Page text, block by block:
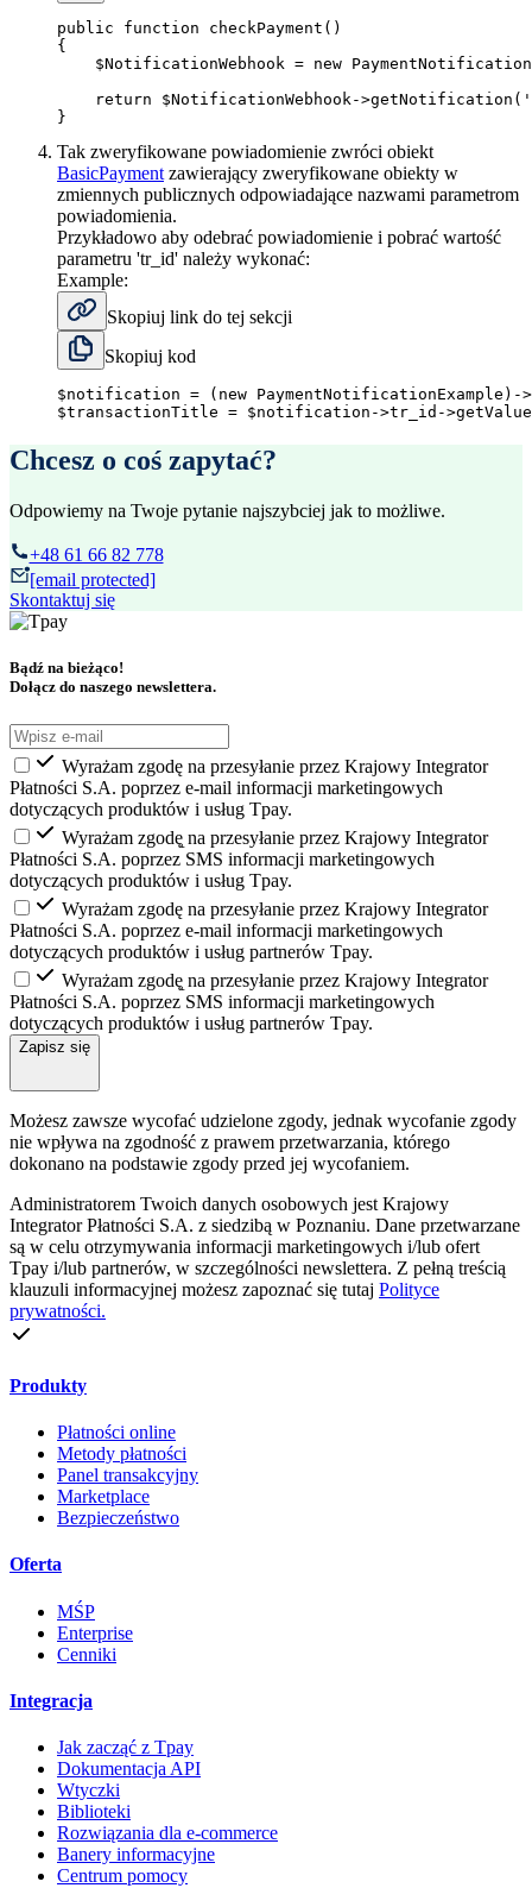
public function checkPayment ( )
{
$NotificationWebhook = new PaymentNotification
return
$NotificationWebhook->getNotification (
}
Tak zweryfikowane powiadomienie zwróci obiekt
BasicPaymentzawierający zweryfikowane obiekty w
zmiennych publicznych odpowiadające nazwami parametrom
powiadomienia.
Przykładowo aby odebrać powiadomienie i pobrać wartość
parametru 'tr_id' należy wykonać:
Example:
Skopiuj link do tej sekcji
Skopiuj kod
$notification = ( new PaymentNotificationExample ) ->
$transactionTitle = $notification ->tr_id ->getValue
Chcesz o coś zapytać?
Odpowiemy na Twoje pytanie najszybciej jak to możliwe.
+48 61 66 82 778
[email protected]
Skontaktuj się
Bądź na bieżąco!
Dołącz do naszego newslettera.
Wyrażam zgodę na przesyłanie przez Krajowy Integrator
Płatności S.A. poprzez e-mail informacji marketingowych
dotyczących produktów i usług Tpay.
Wyrażam zgodę̨ na przesyłanie przez Krajowy Integrator
Płatności S.A. poprzez SMS informacji marketingowych
dotyczących produktów i usług Tpay.
Wyrażam zgodę na przesyłanie przez Krajowy Integrator
Płatności S.A. poprzez e-mail informacji marketingowych
dotyczących produktów i usług partnerów Tpay.
Wyrażam zgodę̨ na przesyłanie przez Krajowy Integrator
Płatności S.A. poprzez SMS informacji marketingowych
dotyczących produktów i usług partnerów Tpay.
Zapisz się
Możesz zawsze wycofać udzielone zgody, jednak wycofanie zgody
nie wpływa na zgodność z prawem przetwarzania, którego
dokonano na podstawie zgody przed jej wycofaniem.
Administratorem Twoich danych osobowych jest Krajowy
Integrator Płatności S.A. z siedzibą w Poznaniu. Dane przetwarzane
są w celu otrzymywania informacji marketingowych i/lub ofert
Tpay i/lub partnerów, w szczególności newslettera. Z pełną treścią
klauzuli informacyjnej możesz zapoznać się tutaj Polityce
prywatności.
Produkty
Płatności online
Metody płatności
Panel transakcyjny
Marketplace
Bezpieczeństwo
Oferta
MŚP
Enterprise
Cenniki
Integracja
Jak zacząć z Tpay
Dokumentacja API
Wtyczki
Biblioteki
Rozwiązania dla e-commerce
Banery informacyjne
Centrum pomocy